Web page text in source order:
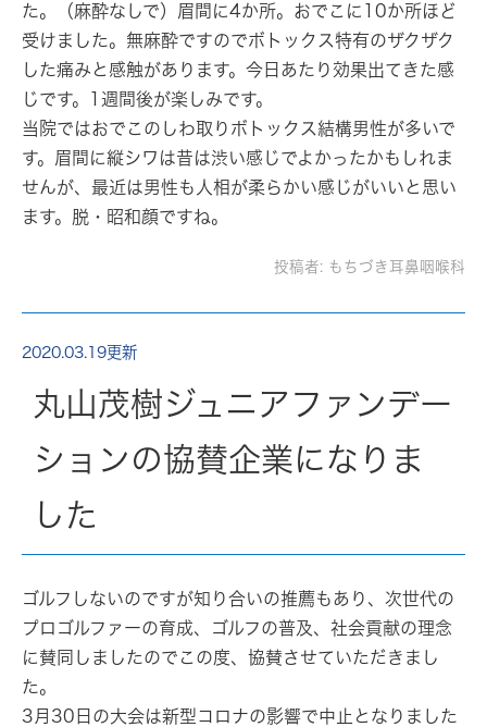
た。（麻酔なしで）眉間に4か所。おでこに10か所ほど
受けました。無麻酔ですのでボトックス特有のザクザク
した痛みと感触があります。今日あたり効果出てきた感
じです。1週間後が楽しみです。
当院ではおでこのしわ取りボトックス結構男性が多いで
す。眉間に縦シワは昔は渋い感じでよかったかもしれま
せんが、最近は男性も人相が柔らかい感じがいいと思い
ます。脱・昭和顔ですね。
投稿者: もちづき耳鼻咽喉科
2020.03.19更新
丸山茂樹ジュニアファンデー
ションの協賛企業になりま
した
ゴルフしないのですが知り合いの推薦もあり、次世代の
プロゴルファーの育成、ゴルフの普及、社会貢献の理念
に賛同しましたのでこの度、協賛させていただきまし
た。
3月30日の大会は新型コロナの影響で中止となりました